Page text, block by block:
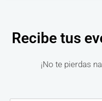
Recibe tus
¡No te pierdas